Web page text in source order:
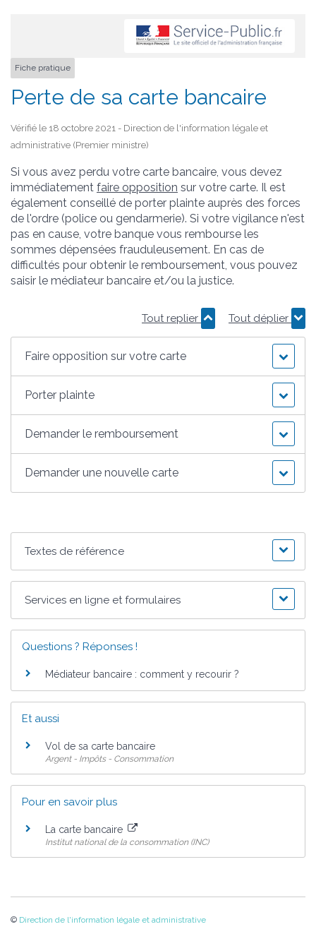
Fiche pratique
Perte de sa carte bancaire
Vérifié le 18 octobre 2021 - Direction de l'information légale et
administrative (Premier ministre)
Si vous avez perdu votre carte bancaire, vous devez
immédiatement faire opposition sur votre carte. Il est
également conseillé de porter plainte auprès des forces
de l'ordre (police ou gendarmerie). Si votre vigilance n'est
pas en cause, votre banque vous rembourse les
sommes dépensées frauduleusement. En cas de
difficultés pour obtenir le remboursement, vous pouvez
saisir le médiateur bancaire et/ou la justice.
Tout replier Tout déplier
Faire opposition sur votre carte
Porter plainte
Demander le remboursement
Demander une nouvelle carte
Textes de référence
Services en ligne et formulaires
Questions ? Réponses !
Médiateur bancaire : comment y recourir ?
Et aussi
Vol de sa carte bancaire
Argent - Impôts - Consommation
Pour en savoir plus
La carte bancaire
Institut national de la consommation (INC)
© Direction de l'information légale et administrative